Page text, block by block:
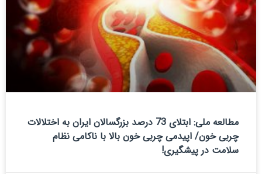
مطالعه ملی: ابتلای 73 درصد بزرگسالان ایران به اختلالات
چربی خون/ اپیدمی چربی خون بالا با ناکامی نظام
سلامت در پیشگیری!